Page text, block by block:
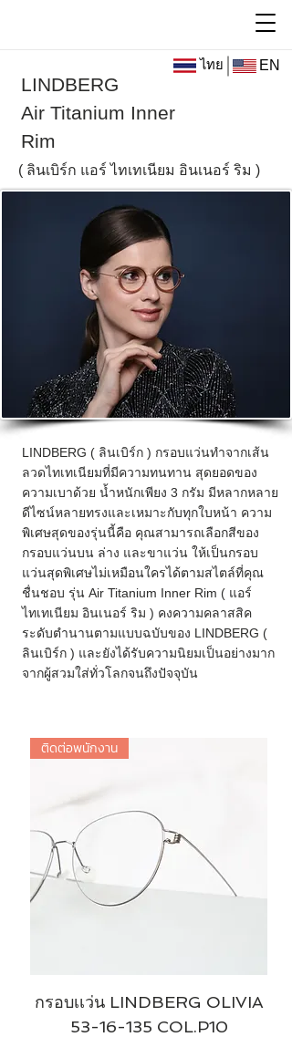
ไทย EN
LINDBERG
Air Titanium Inner
Rim
( ลินเบิร์ก แอร์ ไทเทเนียม อินเนอร์ ริม )
LINDBERG ( ลินเบิร์ก ) กรอบแว่นทำจากเส้น
ลวดไทเทเนียมที่มีความทนทาน สุดยอดของ
ความเบาด้วย น้ำหนักเพียง 3 กรัม มีหลากหลาย
ดีไซน์หลายทรงและเหมาะกับทุกใบหน้า ความ
พิเศษสุดของรุ่นนี้คือ คุณสามารถเลือกสีของ
กรอบแว่นบน ล่าง และขาแว่น ให้เป็นกรอบ
แว่นสุดพิเศษไม่เหมือนใครได้ตามสไตล์ที่คุณ
ชื่นชอบ รุ่น Air Titanium Inner Rim ( แอร์
ไทเทเนียม อินเนอร์ ริม ) คงความคลาสสิค
ระดับตำนานตามแบบฉบับของ LINDBERG (
ลินเบิร์ก ) และยังได้รับความนิยมเป็นอย่างมาก
จากผู้สวมใส่ทั่วโลกจนถึงปัจจุบัน
ติดต่อพนักงาน
กรอบเเว่น LINDBERG OLIVIA
53-16-135 COL.P10